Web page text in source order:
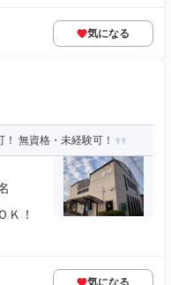
気になる
無資格・未経験可！
Ｋ！
気になる